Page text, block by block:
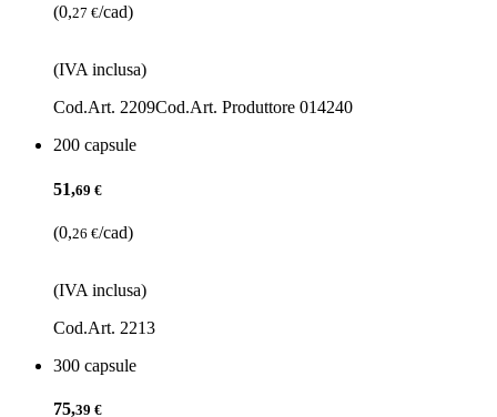
(0,27 €/cad)
(IVA inclusa)
Cod.Art. 2209Cod.Art. Produttore 014240
200 capsule
51,69 €
(0,26 €/cad)
(IVA inclusa)
Cod.Art. 2213
300 capsule
75,39 €